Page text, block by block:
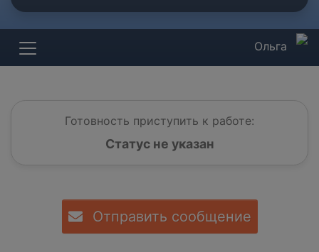
Ольга
Готовность приступить к работе:
Статус не указан
Отправить сообщение